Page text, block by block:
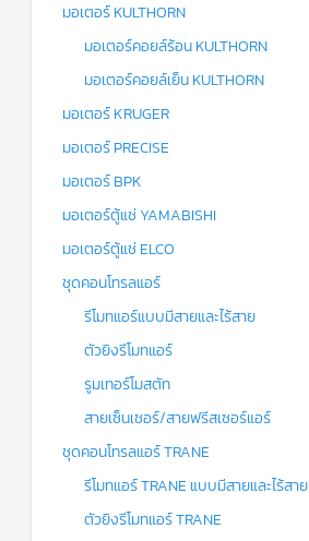
มอเตอร์ KULTHORN
มอเตอร์คอยล์ร้อน KULTHORN
มอเตอร์คอยล์เย็น KULTHORN
มอเตอร์ KRUGER
มอเตอร์ PRECISE
มอเตอร์ BPK
มอเตอร์ตู้แช่ YAMABISHI
มอเตอร์ตู้แช่ ELCO
ชุดคอนโทรลแอร์
รีโมทแอร์แบบมีสายและไร้สาย
ตัวยิงรีโมทแอร์
รูมเทอร์โมสตัท
สายเซ็นเซอร์/สายฟรีสเซอร์แอร์
ชุดคอนโทรลแอร์ TRANE
รีโมทแอร์ TRANE แบบมีสายและไร้สาย
ตัวยิงรีโมทแอร์ TRANE